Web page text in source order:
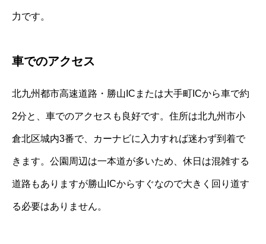
力です。
車でのアクセス
北九州都市高速道路・勝山ICまたは大手町ICから車で約
2分と、車でのアクセスも良好です。住所は北九州市小
倉北区城内3番で、カーナビに入力すれば迷わず到着で
きます。公園周辺は一本道が多いため、休日は混雑する
道路もありますが勝山ICからすぐなので大きく回り道す
る必要はありません。